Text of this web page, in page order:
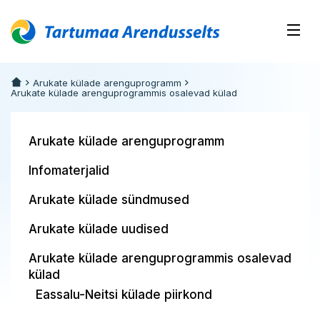
Arukate külade arenguprogramm
Arukate külade arenguprogrammis osalevad külad
Arukate külade arenguprogramm
Infomaterjalid
Arukate külade sündmused
Arukate külade uudised
Arukate külade arenguprogrammis osalevad
külad
Eassalu-Neitsi külade piirkond